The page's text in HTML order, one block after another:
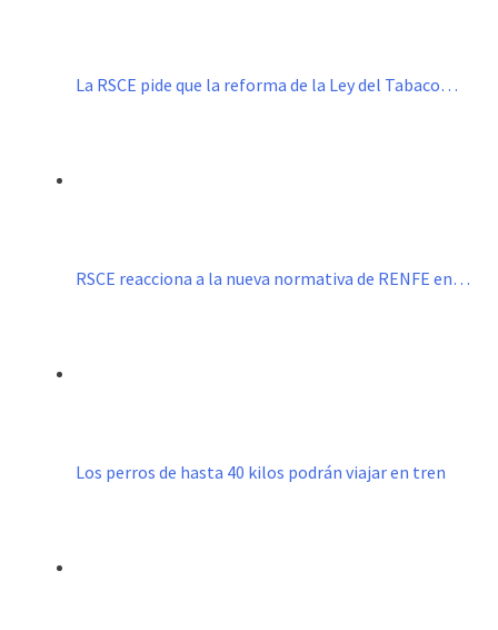
La RSCE pide que la reforma de la Ley del Tabaco…
RSCE reacciona a la nueva normativa de RENFE en…
Los perros de hasta 40 kilos podrán viajar en tren